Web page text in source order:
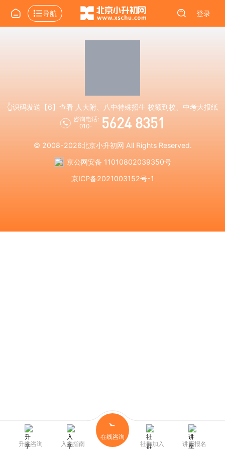
导航 登录
👆识码发送【6】查看 人大附、八中特殊招生 校额到校、中考大报纸
咨询电话:
010-
5624 8351
© 2008-2026北京小升初网 All Rights Reserved.
京公网安备 11010802039350号
京ICP备2021003152号-1
升学咨询 入学指南
在线咨询
社群加入
讲座报名